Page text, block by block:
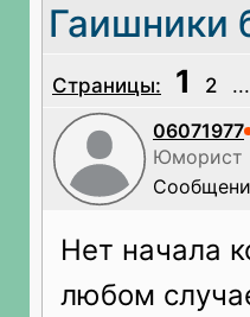
Гаишники
Страницы: 1 2 ...
06071977
Юморист
Нет начала
любом